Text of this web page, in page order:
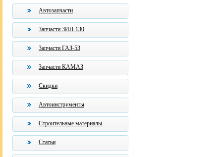
Автозапчасти
Запчасти ЗИЛ-130
Запчасти ГАЗ-53
Запчасти КАМАЗ
Скидки
Автоинструменты
Строительные материалы
Статьи